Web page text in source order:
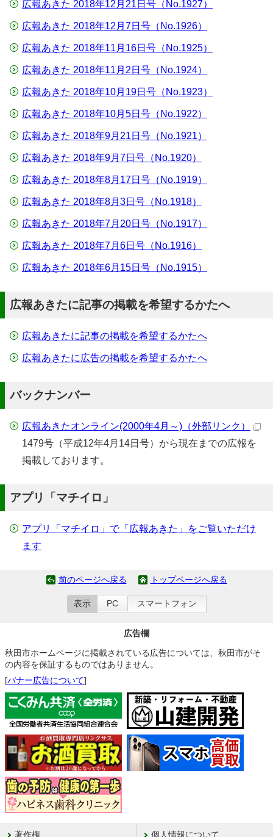
広報あきた 2018年12月21日号（No.1927）
広報あきた 2018年12月7日号（No.1926）
広報あきた 2018年11月16日号（No.1925）
広報あきた 2018年11月2日号（No.1924）
広報あきた 2018年10月19日号（No.1923）
広報あきた 2018年10月5日号（No.1922）
広報あきた 2018年9月21日号（No.1921）
広報あきた 2018年9月7日号（No.1920）
広報あきた 2018年8月17日号（No.1919）
広報あきた 2018年8月3日号（No.1918）
広報あきた 2018年7月20日号（No.1917）
広報あきた 2018年7月6日号（No.1916）
広報あきた 2018年6月15日号（No.1915）
広報あきたに記事の掲載を希望するかたへ
広報あきたに記事の掲載を希望するかたへ
広報あきたに広告の掲載を希望するかたへ
バックナンバー
広報あきたオンライン(2000年4月～) （外部リンク）
1479号（平成12年4月14日号）から現在までの広報を
掲載しております。
アプリ「マチイロ」
アプリ「マチイロ」で「広報あきた」をご覧いただけ
ます
前のページへ戻る トップページへ戻る
表示 PC スマートフォン
広告欄
秋田市ホームページに掲載されている広告については、秋田市がそ
の内容を保証するものではありません。
[バナー広告について]
著作権 個人情報について